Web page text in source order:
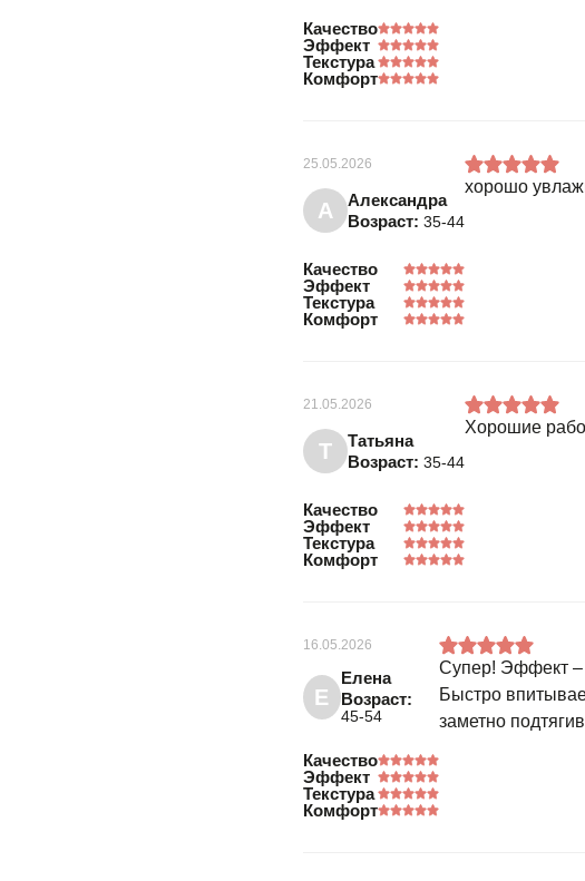
Качество
Эффект
Текстура
Комфорт
25.05.2026
А
Александра
Возраст: 35-44
Качество
Эффект
Текстура
Комфорт
хорошо
21.05.2026
Т
Татьяна
Возраст: 35-44
Качество
Эффект
Текстура
Комфорт
Хорошие
16.05.2026
Е
Елена
Возраст:
45-54
Качество
Эффект
Текстура
Комфорт
Супер! Эффект –
Быстро
заметно